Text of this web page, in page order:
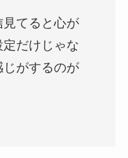
てると心が
だけじゃな
じがするのが